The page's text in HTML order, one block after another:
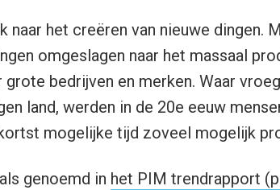
naar het creëren van nieuwe dingen.
omgeslagen naar het massaal
bedrijven en merken. Waar
land, werden in de 20e eeuw
mogelijke tijd zoveel mogelijk
genoemd in het PIM trendrapport